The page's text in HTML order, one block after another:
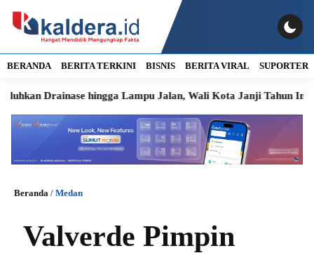
BERANDA BERITA TERKINI BISNIS BERITA VIRAL SUPORTER
Drainase hingga Lampu Jalan, Wali Kota Janji Tahun Ini
Beranda / Medan
Valverde Pimpin